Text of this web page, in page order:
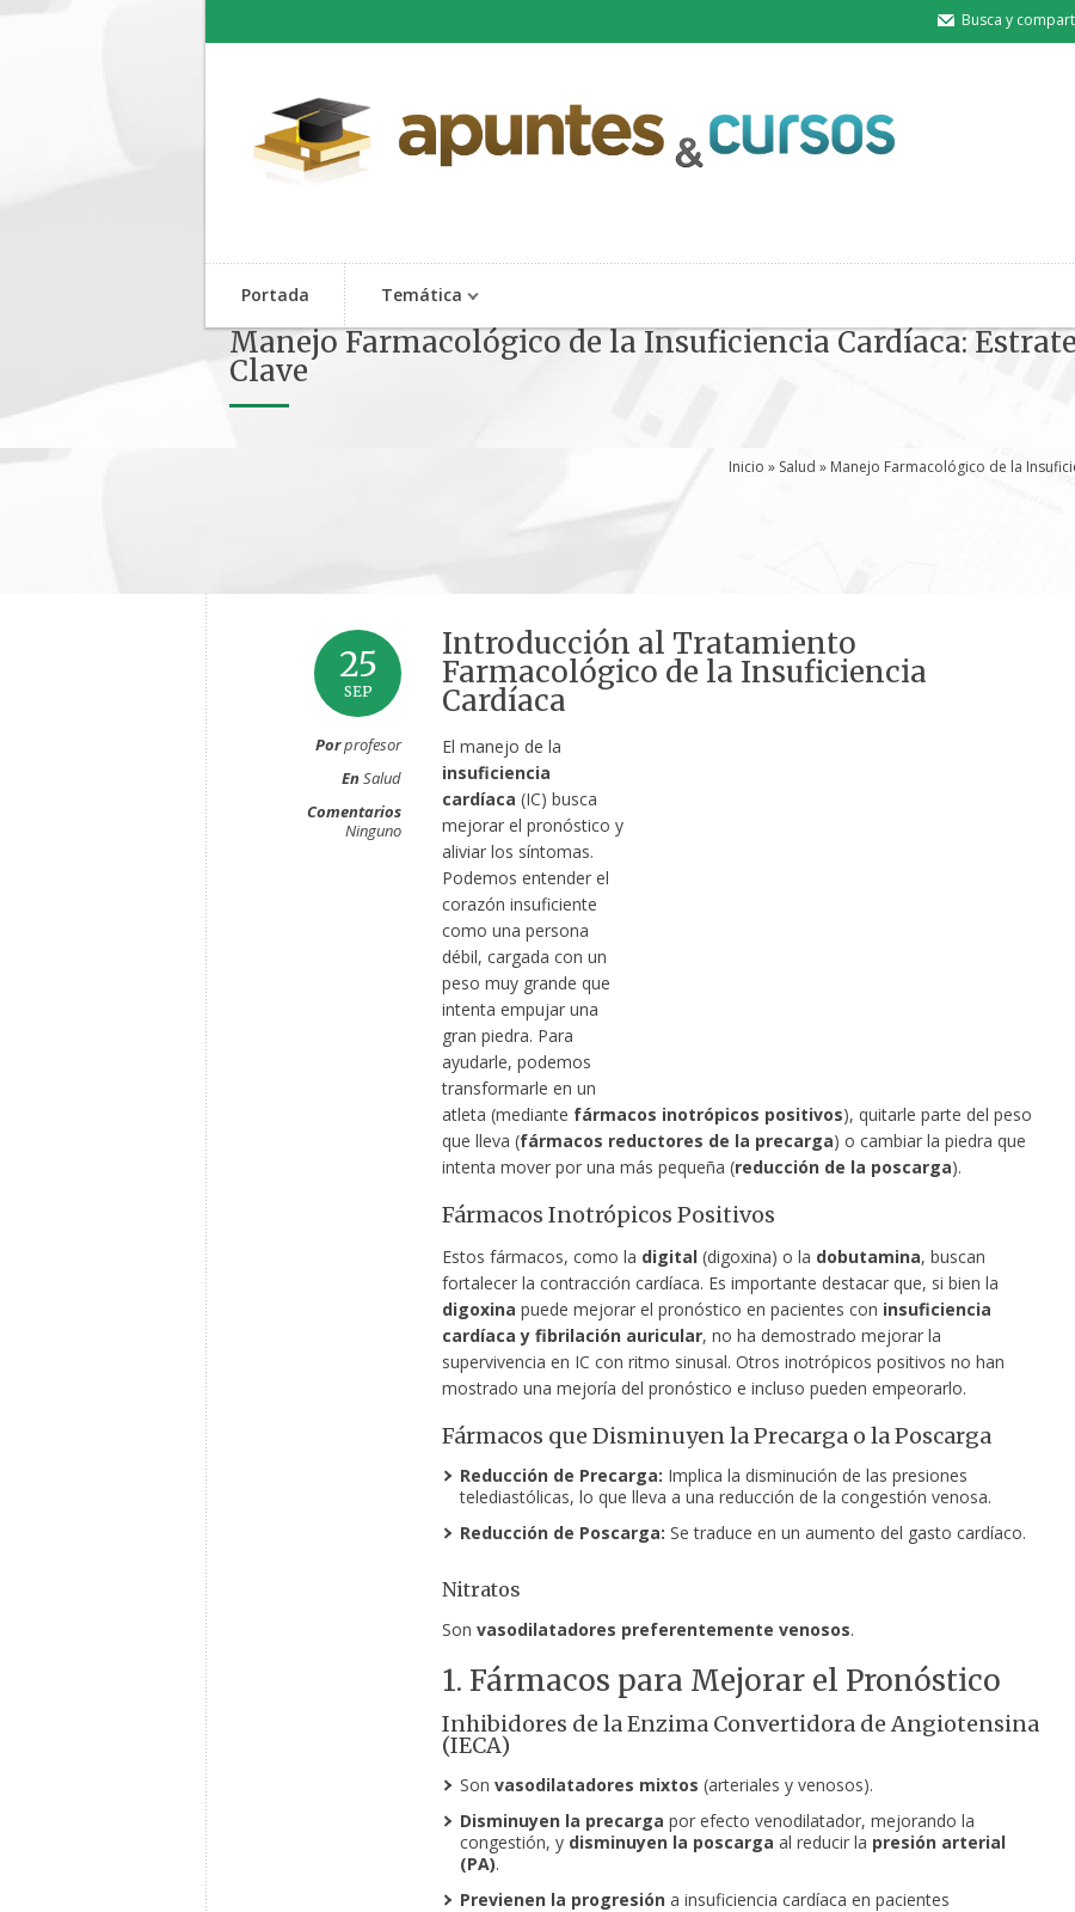
Busca y
Portada Temática
Manejo Farmacológico de la Insuficiencia Cardíaca:
Clave
Inicio » Salud » Manejo Farmacológico de la
25
SEP
Porprofesor
EnSalud
Comentarios
Ninguno
Introducción al Tratamiento
Farmacológico de la Insuficiencia
Cardíaca
El manejo de la
insuficiencia
cardíaca (IC) busca
mejorar el pronóstico y
aliviar los síntomas.
Podemos entender el
corazón insuficiente
como una persona
débil, cargada con un
peso muy grande que
intenta empujar una
gran piedra. Para
ayudarle, podemos
transformarle en un
atleta (mediante fármacos inotrópicos positivos), quitarle parte del peso
que lleva (fármacos reductores de la precarga) o cambiar la piedra que
intenta mover por una más pequeña (reducción de la poscarga).
Fármacos Inotrópicos Positivos
Estos fármacos, como la digital(digoxina) o la dobutamina, buscan
fortalecer la contracción cardíaca. Es importante destacar que, si bien la
digoxina puede mejorar el pronóstico en pacientes con insuficiencia
cardíaca y fibrilación auricular, no ha demostrado mejorar la
supervivencia en IC con ritmo sinusal. Otros inotrópicos positivos no han
mostrado una mejoría del pronóstico e incluso pueden empeorarlo.
Fármacos que Disminuyen la Precarga o la Poscarga
Reducción de Precarga: Implica la disminución de las presiones
telediastólicas, lo que lleva a una reducción de la congestión venosa.
Reducción de Poscarga: Se traduce en un aumento del gasto cardíaco.
Nitratos
Son vasodilatadores preferentemente venosos.
1. Fármacos para Mejorar el Pronóstico
Inhibidores de la Enzima Convertidora de Angiotensina
(IECA)
Son vasodilatadores mixtos (arteriales y venosos).
Disminuyen la precarga por efecto venodilatador, mejorando la
congestión, y disminuyen la poscarga al reducir la presión arterial
(PA).
Previenen la progresióna insuficiencia cardíaca en pacientes